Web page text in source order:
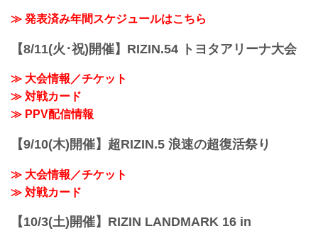
≫ 発表済み年間スケジュールはこちら
【8/11(火･祝)開催】RIZIN.54 トヨタアリーナ大会
≫ 大会情報／チケット
≫ 対戦カード
≫ PPV配信情報
【9/10(木)開催】超RIZIN.5 浪速の超復活祭り
≫ 大会情報／チケット
≫ 対戦カード
【10/3(土)開催】RIZIN LANDMARK 16 in